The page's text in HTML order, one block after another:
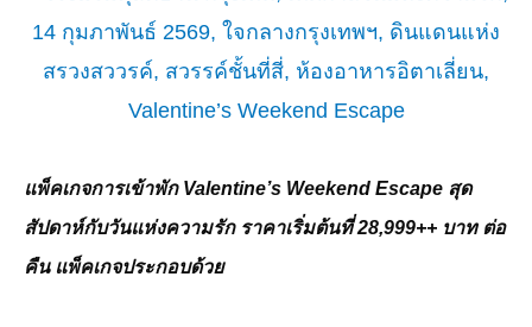
แพ็คเกจการเข้าพัก Valentine’s Weekend Escape สุด
สัปดาห์กับวันแห่งความรัก ราคาเริ่มต้นที่28,999++ บาท ต่อ
คืน แพ็คเกจประกอบด้วย